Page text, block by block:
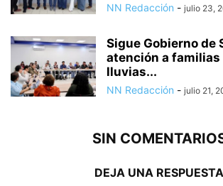
NN Redacción - julio 23,
Sigue Gobierno de
atención a
lluvias...
NN Redacción - julio 21,
SIN
DEJA UNA RESPUESTA